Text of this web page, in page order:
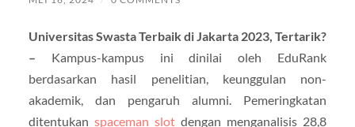
Universitas Swasta Terbaik di Jakarta 2023, Tertarik?
– Kampus-kampus ini dinilai oleh EduRank
berdasarkan hasil penelitian, keunggulan non-
akademik, dan pengaruh alumni. Pemeringkatan
ditentukan spaceman slotdengan menganalisis 28,8